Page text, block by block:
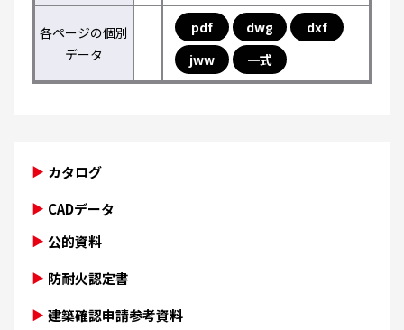
各ページの個別
データ
pdf dwg
dxf
jww
一式
カタログ
CADデータ
公的資料
防耐火認定書
建築確認申請参考資料